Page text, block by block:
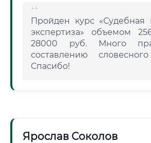
Пройден курс «Судебная
экспертиза» объемом
28000 руб. Много
составлению
Спасибо!
Ярослав Соколов